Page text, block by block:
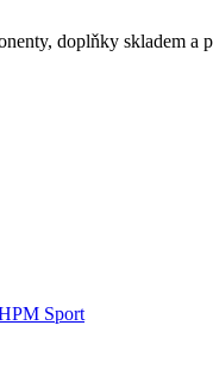
doplňky skladem a
Sport